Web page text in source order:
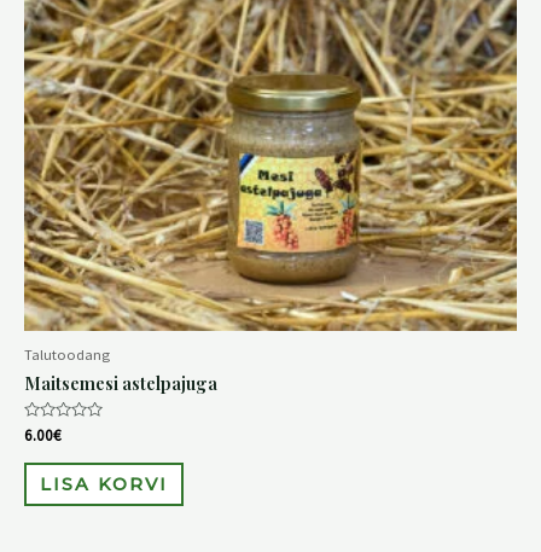
Talutoodang
Maitsemesi astelpajuga
Hinnanguga
/
6.00€
LISA KORVI